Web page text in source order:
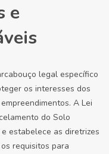
e
legal específico
os interesses dos
A Lei
do Solo
estabelece as diretrizes
requisitos para